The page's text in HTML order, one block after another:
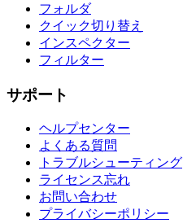
フォルダ
クイック切り替え
インスペクター
フィルター
サポート
ヘルプセンター
よくある質問
トラブルシューティング
ライセンス忘れ
お問い合わせ
プライバシーポリシー